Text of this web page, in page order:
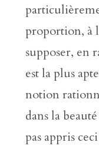
proportion, à
supposer, en
est la plus
notion
dans la
pas appris